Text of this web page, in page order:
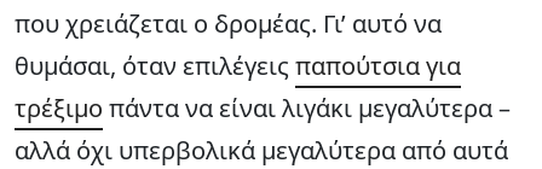
που χρειάζεται ο δρομέας. Γι’ αυτό να
θυμάσαι, όταν επιλέγεις παπούτσια για
τρέξιμο πάντα να είναι λιγάκι μεγαλύτερα –
αλλά όχι υπερβολικά μεγαλύτερα από αυτά